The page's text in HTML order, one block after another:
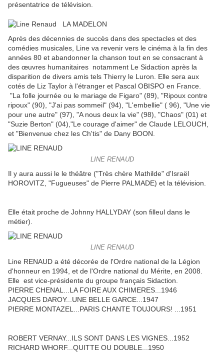
présentatrice de télévision.
Après des décennies de succès dans des spectacles et des
comédies musicales, Line va revenir vers le cinéma à la fin des
années 80 et abandonner la chanson tout en se consacrant à
des œuvres humanitaires notamment Le Sidaction après la
disparition de divers amis tels Thierry le Luron. Elle sera aux
cotés de Liz Taylor à l'étranger et Pascal OBISPO en France.
"La folle journée ou le mariage de Figaro" (89), "Ripoux contre
ripoux" (90), "J'ai pas sommeil" (94), "L'embellie" ( 96), "Une vie
pour une autre" (97), "A nous deux la vie" (98), "Chaos" (01) et
"Suzie Berton" (04),"Le courage d'aimer" de Claude LELOUCH,
et "Bienvenue chez les Ch'tis" de Dany BOON.
LINE RENAUD
Il y aura aussi le le théâtre ("Très chère Mathilde" d'Israël
HOROVITZ, "Fugueuses" de Pierre PALMADE) et la télévision.
Elle était proche de Johnny HALLYDAY (son filleul dans le
métier).
LINE RENAUD
Line RENAUD a été décorée de l'Ordre national de la Légion
d'honneur en 1994, et de l'Ordre national du Mérite, en 2008.
Elle est vice-présidente du groupe français Sidaction.
PIERRE CHENAL...LA FOIRE AUX CHIMERES...1946
JACQUES DAROY...UNE BELLE GARCE...1947
PIERRE MONTAZEL...PARIS CHANTE TOUJOURS! ...1951
ROBERT VERNAY...ILS SONT DANS LES VIGNES...1952
RICHARD WHORF...QUITTE OU DOUBLE...1950